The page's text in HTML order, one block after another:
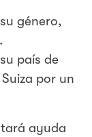
género,
país de
por un
ayuda